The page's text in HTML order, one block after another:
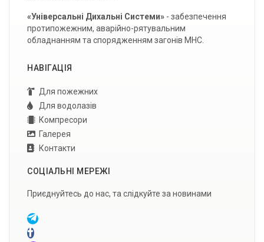
«Універсальні Дихальні Системи» - забезпечення
протипожежним, аварійно-рятувальним
обладнанням та спорядженням загонів МНС.
НАВІГАЦІЯ
Для пожежних
Для водолазів
Компресори
Галерея
Контакти
СОЦІАЛЬНІ МЕРЕЖІ
Приєднуйтесь до нас, та слідкуйте за новинами